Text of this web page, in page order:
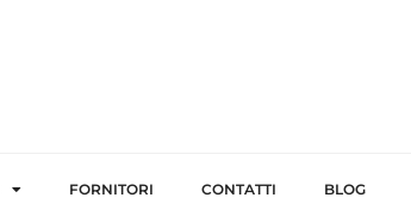
FORNITORI CONTATTI BLOG